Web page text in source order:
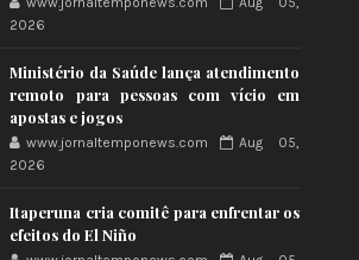
2026
Ministério da Saúde lança atendimento
remoto para pessoas com vício em
apostas e jogos
www.jornaltemponews.com
Aug 05,
2026
Itaperuna cria comitê para enfrentar os
efeitos do El Niño